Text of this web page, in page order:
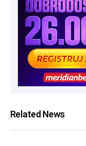
Related News